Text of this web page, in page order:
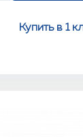
Купить в 1